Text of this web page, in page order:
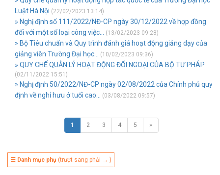
Luật Hà Nội (22/02/2023 13:14)
» Nghị định số 111/2022/NĐ-CP ngày 30/12/2022 về hợp đồng
đối với một số loại công việc...
(13/02/2023 09:28)
» Bộ Tiêu chuẩn và Quy trình đánh giá hoạt động giảng dạy của
giảng viên Trường Đại học...
(10/02/2023 09:36)
» QUY CHẾ QUẢN LÝ HOẠT ĐỘNG ĐỐI NGOẠI CỦA BỘ TƯ PHÁP
(02/11/2022 15:51)
» Nghị định 50/2022/NĐ-CP ngày 02/08/2022 của Chính phủ quy
định về nghỉ hưu ở tuổi cao...
(03/08/2022 09:57)
1 2 3 4 5 »
☰ Danh mục phụ (trượt sang phải → )